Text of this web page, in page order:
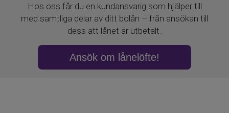
Det finns tvättstugor i alla höghusen.
Cykelförråd, barnvagnsförråd och lägenhetsförråd.
Föreningslokal: Fristående gemensamhetslokal med
plats för 50 personer. Hyran för lokalen är 400 kronor per
I föreningen finns två gästlägenheter som går att hyra av